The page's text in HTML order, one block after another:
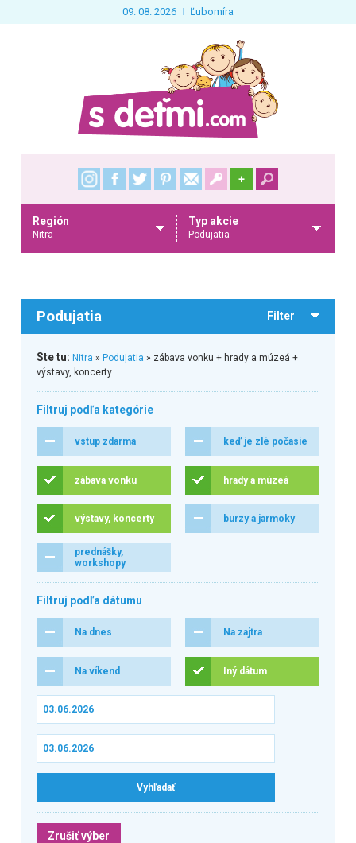
09. 08. 2026 Ľubomíra
+
Región
Nitra
Typ akcie
Podujatia
Podujatia Filter
Ste tu: Nitra » Podujatia » zábava vonku + hrady a múzeá +
výstavy, koncerty
Filtruj podľa kategórie
vstup zdarma keď je zlé počasie
zábava vonku hrady a múzeá
výstavy, koncerty burzy a jarmoky
prednášky,
workshopy
Filtruj podľa dátumu
Na dnes Na zajtra
Na víkend Iný dátum
Zrušiť výber